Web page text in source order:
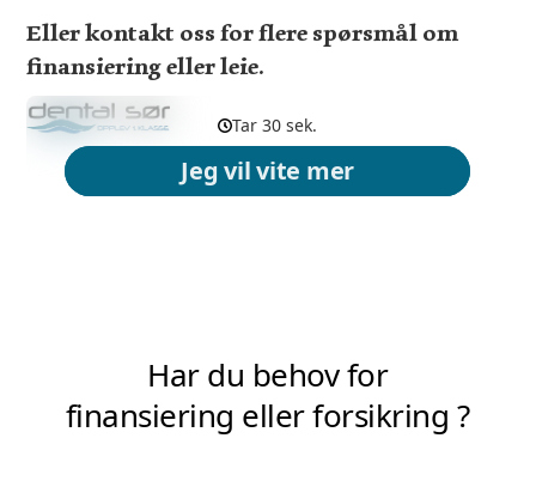
Eller kontakt oss for flere spørsmål om
finansiering eller leie.